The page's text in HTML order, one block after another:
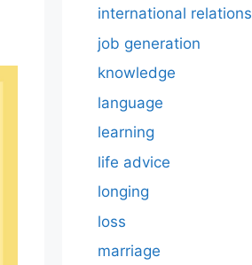
international relations
job generation
knowledge
language
learning
life advice
longing
loss
marriage